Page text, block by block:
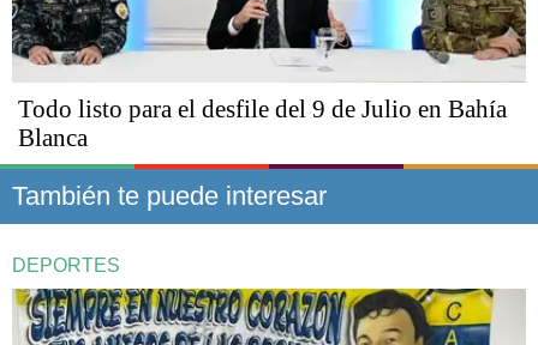
Todo listo para el desfile del 9 de Julio en Bahía
Blanca
También te puede interesar
DEPORTES